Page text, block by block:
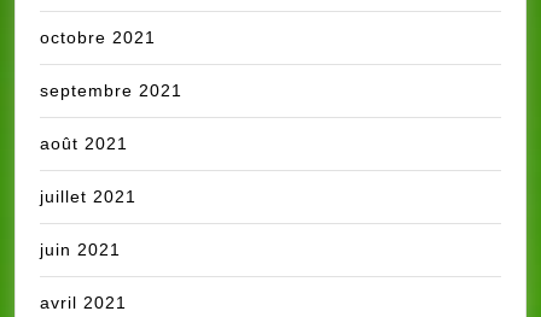
octobre 2021
septembre 2021
août 2021
juillet 2021
juin 2021
avril 2021